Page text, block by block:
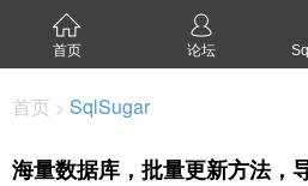
首页 论坛
首页 > SqlSugar
海量数据库，批量更新方法，